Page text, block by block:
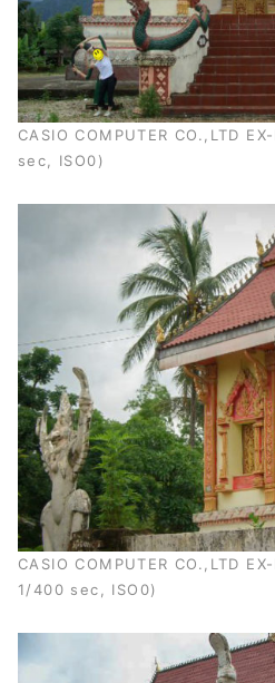
CASIO COMPUTER CO.,LTD
sec, ISO0)
CASIO COMPUTER CO.,LTD
1/400 sec, ISO0)